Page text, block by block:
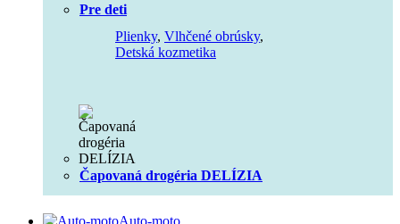
Pre deti
Plienky, Vlhčené obrúsky,
Detská kozmetika
Čapovaná drogéria DELÍZIA
Auto-moto